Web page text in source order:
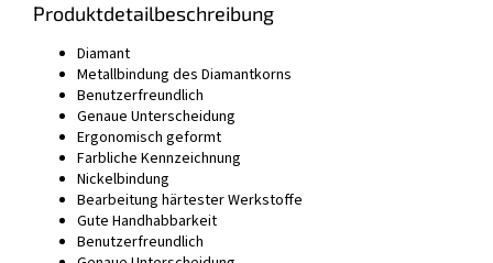
Produktdetailbeschreibung
Diamant
Metallbindung des Diamantkorns
Benutzerfreundlich
Genaue Unterscheidung
Ergonomisch geformt
Farbliche Kennzeichnung
Nickelbindung
Bearbeitung härtester Werkstoffe
Gute Handhabbarkeit
Benutzerfreundlich